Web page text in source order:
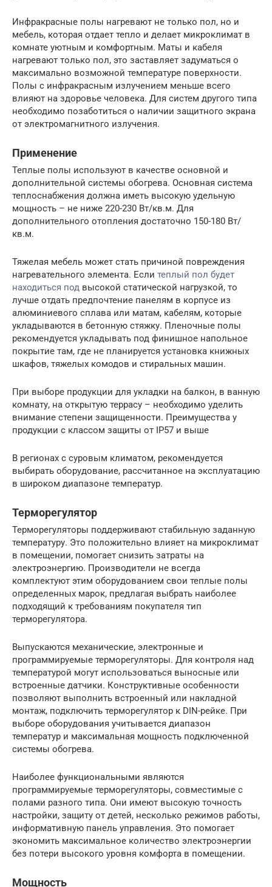
Инфракрасные полы нагревают не только пол, но и
мебель, которая отдает тепло и делает микроклимат в
комнате уютным и комфортным. Маты и кабеля
нагревают только пол, это заставляет задуматься о
максимально возможной температуре поверхности.
Полы с инфракрасным излучением меньше всего
влияют на здоровье человека. Для систем другого типа
необходимо позаботиться о наличии защитного экрана
от электромагнитного излучения.
Применение
Теплые полы используют в качестве основной и
дополнительной системы обогрева. Основная система
теплоснабжения должна иметь высокую удельную
мощность – не ниже 220-230 Вт/кв.м. Для
дополнительного отопления достаточно 150-180 Вт/
кв.м.
Тяжелая мебель может стать причиной повреждения
нагревательного элемента. Если теплый пол будет
находиться под высокой статической нагрузкой, то
лучше отдать предпочтение панелям в корпусе из
алюминиевого сплава или матам, кабелям, которые
укладываются в бетонную стяжку. Пленочные полы
рекомендуется укладывать под финишное напольное
покрытие там, где не планируется установка книжных
шкафов, тяжелых комодов и стиральных машин.
При выборе продукции для укладки на балкон, в ванную
комнату, на открытую террасу – необходимо уделить
внимание степени защищенности. Преимущества у
продукции с классом защиты от IP57 и выше
В регионах с суровым климатом, рекомендуется
выбирать оборудование, рассчитанное на эксплуатацию
в широком диапазоне температур.
Терморегулятор
Терморегуляторы поддерживают стабильную заданную
температуру. Это положительно влияет на микроклимат
в помещении, помогает снизить затраты на
электроэнергию. Производители не всегда
комплектуют этим оборудованием свои теплые полы
определенных марок, предлагая выбрать наиболее
подходящий к требованиям покупателя тип
терморегулятора.
Выпускаются механические, электронные и
программируемые терморегуляторы. Для контроля над
температурой могут использоваться выносные или
встроенные датчики. Конструктивные особенности
позволяют выполнить встроенный или накладной
монтаж, подключить терморегулятор к DIN-рейке. При
выборе оборудования учитывается диапазон
температур и максимальная мощность подключенной
системы обогрева.
Наиболее функциональными являются
программируемые терморегуляторы, совместимые с
полами разного типа. Они имеют высокую точность
настройки, защиту от детей, несколько режимов работы,
информативную панель управления. Это помогает
экономить максимальное количество электроэнергии
без потери высокого уровня комфорта в помещении.
Мощность